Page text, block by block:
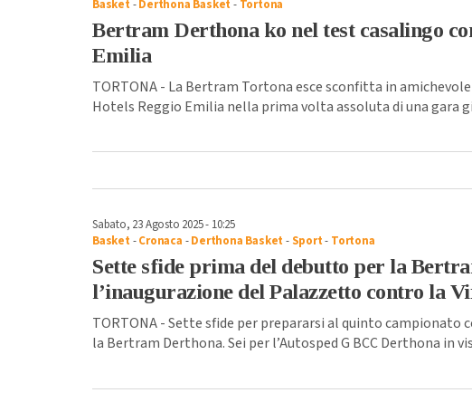
Basket -Derthona Basket - Tortona
Bertram Derthona ko nel test casalingo
Emilia
TORTONA - La Bertram Tortona esce sconfitta in
Hotels Reggio Emilia nella prima volta assoluta di una gara
Sabato, 23 Agosto 2025 - 10:25
Basket -Cronaca -Derthona Basket -Sport- Tortona
Sette sfide prima del debutto per la
l’inaugurazione del Palazzetto contro la
TORTONA - Sette sfide per prepararsi al quinto campionato
la Bertram Derthona. Sei per l’Autosped G BCC Derthona in